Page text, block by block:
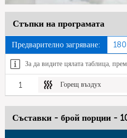
Стъпки на програмата
Предварително загряване:
За да видите цялата таблица,
1 Горещ въздух
Съставки - брой порции -